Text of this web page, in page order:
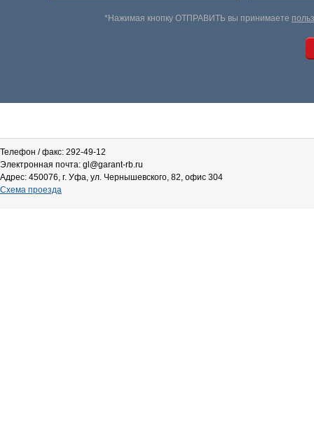
*Нажимая кнопку ОТПРАВИТЬ вы принимаете
Телефон / факс: 292-49-12
Электронная почта: gl@garant-rb.ru
Адрес: 450076, г. Уфа, ул. Чернышевского, 82, офис 304
Схема проезда